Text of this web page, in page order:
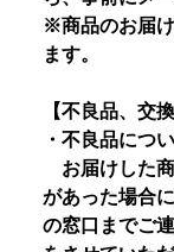
※商品のお届
ます。
【不良品、交
・不良品につ
お届けした
があった場合
の窓口までご